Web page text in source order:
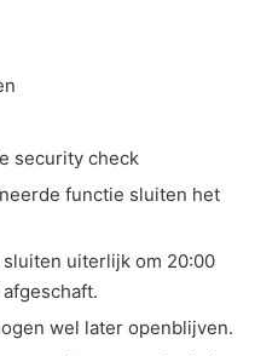
security check
functie sluiten het
uiterlijk om 20:00
wel later openblijven.